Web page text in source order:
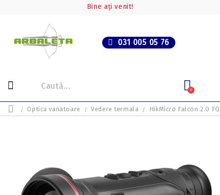
Bine ați venit!
031 005 05 76
0
Optica vanatoare Vedere termala HikMicro Falcon 2.0